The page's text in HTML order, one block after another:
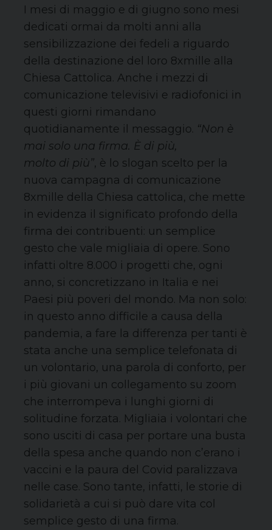
I mesi di maggio e di giugno sono mesi
dedicati ormai da molti anni alla
sensibilizzazione dei fedeli a riguardo
della destinazione del loro 8xmille alla
Chiesa Cattolica. Anche i mezzi di
comunicazione televisivi e radiofonici in
questi giorni rimandano
quotidianamente il messaggio. “Non è
mai solo una firma. È di più,
molto di più”, è lo slogan scelto per la
nuova campagna di comunicazione
8xmille della Chiesa cattolica, che mette
in evidenza il significato profondo della
firma dei contribuenti: un semplice
gesto che vale migliaia di opere. Sono
infatti oltre 8.000 i progetti che, ogni
anno, si concretizzano in Italia e nei
Paesi più poveri del mondo. Ma non solo:
in questo anno difficile a causa della
pandemia, a fare la differenza per tanti è
stata anche una semplice telefonata di
un volontario, una parola di conforto, per
i più giovani un collegamento su zoom
che interrompeva i lunghi giorni di
solitudine forzata. Migliaia i volontari che
sono usciti di casa per portare una busta
della spesa anche quando non c’erano i
vaccini e la paura del Covid paralizzava
nelle case. Sono tante, infatti, le storie di
solidarietà a cui si può dare vita col
semplice gesto di una firma.